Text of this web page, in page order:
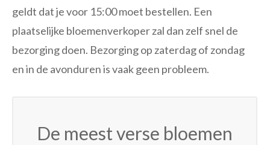
geldt dat je voor 15:00 moet bestellen. Een
plaatselijke bloemenverkoper zal dan zelf snel de
bezorging doen. Bezorging op zaterdag of zondag
en in de avonduren is vaak geen probleem.
De meest verse bloemen